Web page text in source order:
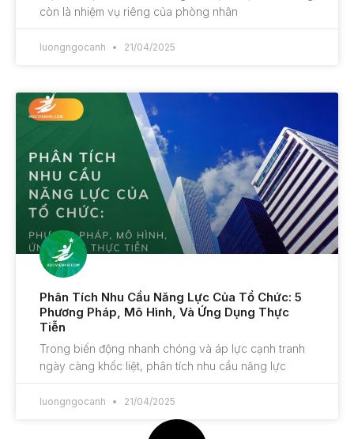
còn là nhiệm vụ riêng của phòng nhân
luongngocanh 21/04/2025
Phân Tích Nhu Cầu Năng Lực Của Tổ Chức: 5
Phương Pháp, Mô Hình, Và Ứng Dụng Thực
Tiễn
Trong biến động nhanh chóng và áp lực cạnh tranh
ngày càng khốc liệt, phân tích nhu cầu năng lực
luongngocanh 21/04/2025